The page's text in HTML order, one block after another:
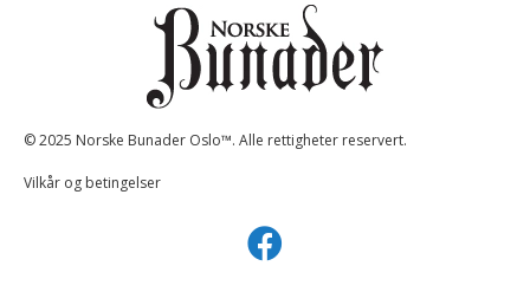
© 2025 Norske Bunader Oslo™. Alle rettigheter reservert.
Vilkår og betingelser